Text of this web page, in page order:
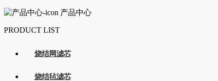
产品中心
PRODUCT LIST
烧结网滤芯
烧结毡滤芯